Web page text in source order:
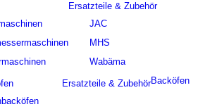
Ersatzteile & Zubehör
JAC
MHS
Wabäma
Backöfen
Ersatzteile & Zubehör